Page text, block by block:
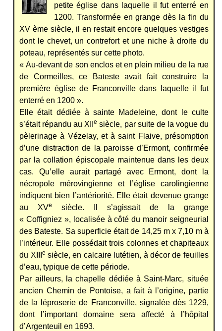
petite église dans laquelle il fut enterré en
1200. Transformée en grange dès la fin du
XV ème siècle, il en restait encore quelques vestiges
dont le chevet, un contrefort et une niche à droite du
poteau, représentés sur cette photo.
« Au-devant de son enclos et en plein milieu de la rue
de Cormeilles, ce Bateste avait fait construire la
première église de Franconville dans laquelle il fut
enterré en 1200 ».
Elle était dédiée à sainte Madeleine, dont le culte
s’était répandu au XIIe siècle, par suite de la vogue du
pèlerinage à Vézelay, et àsaint Flaive, présomption
d’une distraction de la paroisse d’Ermont, confirmée
par la collation épiscopale maintenue dans les deux
cas. Qu’elle aurait partagé avec Ermont, dont la
nécropole mérovingienne et l’église carolingienne
indiquent bien l’antériorité. Elle était devenue grange
au XVe
siècle. Il s’agissait de la grange
« Coffigniez », localisée à côté du manoir seigneurial
des Bateste. Sa superficie était de 14,25 m x 7,10 m à
l’intérieur. Elle possédait trois colonnes et chapiteaux
du XIII
e siècle, en calcaire lutétien, à décor de feuilles
d’eau, typique de cette période.
Par ailleurs, la chapelle dédiée à Saint-Marc, située
ancien Chemin de Pontoise, a fait à l’origine, partie
de la léproserie de Franconville, signalée dès 1229,
dont l’important domaine sera affecté à l’hôpital
d’Argenteuil en 1693.